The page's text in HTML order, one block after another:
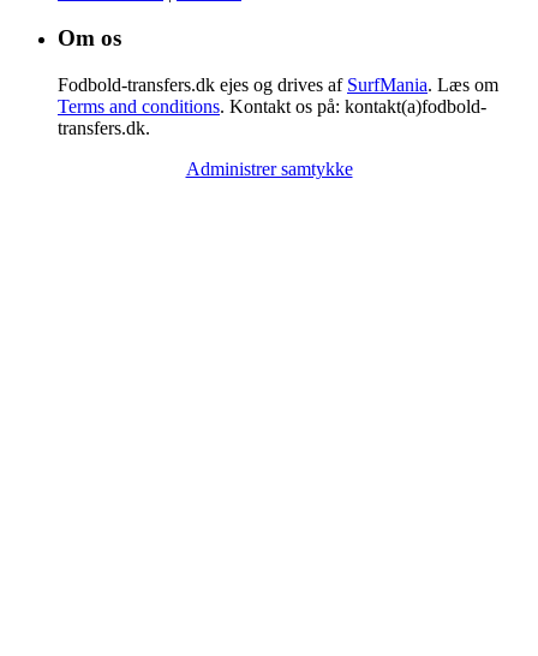
Om os
Fodbold-transfers.dk ejes og drives af SurfMania. Læs om
Terms and conditions. Kontakt os på: kontakt(a)fodbold-
transfers.dk.
Administrer samtykke